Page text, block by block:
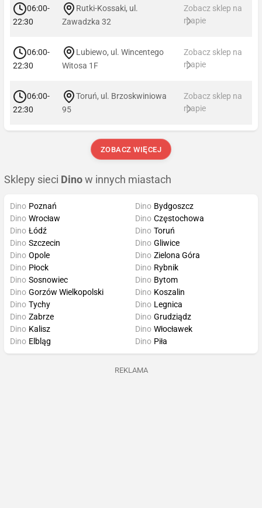
06:00-
22:30
Rutki-Kossaki, ul.
Zawadzka 32
Zobacz sklep na
mapie
06:00-
22:30
Lubiewo, ul. Wincentego
Witosa 1F
Zobacz sklep na
mapie
06:00-
22:30
Toruń, ul. Brzoskwiniowa
95
Zobacz sklep na
mapie
ZOBACZ WIĘCEJ
Sklepy sieci Dino w innych miastach
Dino Poznań
Dino Wrocław
Dino Łódź
Dino Szczecin
Dino Bydgoszcz
Dino Częstochowa
Dino Toruń
Dino Gliwice
Dino Opole
Dino Płock
Dino Sosnowiec
Dino Gorzów Wielkopolski
Dino Zielona Góra
Dino Rybnik
Dino Bytom
Dino Koszalin
Dino Tychy
Dino Zabrze
Dino Kalisz
Dino Elbląg
Dino Legnica
Dino Grudziądz
Dino Włocławek
Dino Piła
REKLAMA